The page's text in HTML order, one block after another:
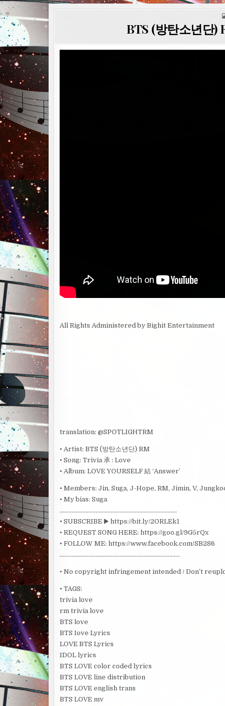
BTS (방탄소년단
All Rights Administered by Bighit Entertainment
translation: @SPOTLIGHTRM
• Artist: BTS (방탄소년단) RM
• Song: Trivia 承 : Love
• Album: LOVE YOURSELF 結 ‘Answer’
• Members: Jin, Suga, J-Hope, RM, Jimin, V,
• My bias: Suga
……………………………………………………………………
• SUBSCRIBE ▶️ https://bit.ly/2ORLEk1
• REQUEST SONG HERE: https://goo.gl/9G5rQx
• FOLLOW ME: https://www.facebook.com/SB286
……………………………………………………………………..
• No copyright infringement intended / Don’t
• TAGS:
trivia love
rm trivia love
BTS love
BTS Iove Lyrics
LOVE BTS Lyrics
IDOL lyrics
BTS LOVE color coded lyrics
BTS LOVE line distribution
BTS LOVE english trans
BTS LOVE mv